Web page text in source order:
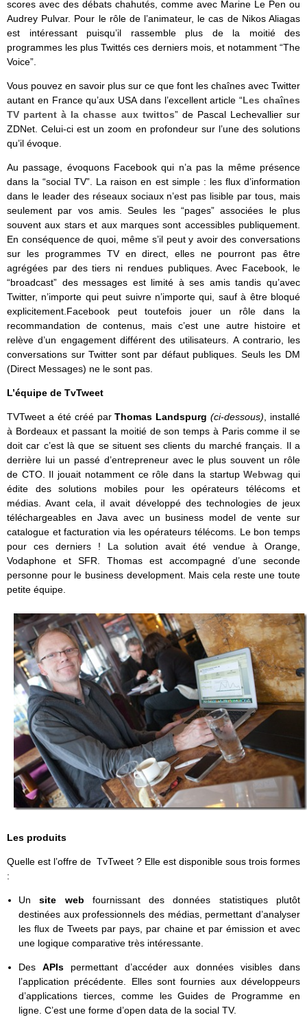
scores avec des débats chahutés, comme avec Marine Le Pen ou
Audrey Pulvar. Pour le rôle de l’animateur, le cas de Nikos Aliagas
est intéressant puisqu’il rassemble plus de la moitié des
programmes les plus Twittés ces derniers mois, et notamment “The
Voice”.
Vous pouvez en savoir plus sur ce que font les chaînes avec Twitter
autant en France qu’aux USA dans l’excellent article “Les chaînes
TV partent à la chasse aux twittos” de Pascal Lechevallier sur
ZDNet. Celui-ci est un zoom en profondeur sur l’une des solutions
qu’il évoque.
Au passage, évoquons Facebook qui n’a pas la même présence
dans la “social TV”. La raison en est simple : les flux d’information
dans le leader des réseaux sociaux n’est pas lisible par tous, mais
seulement par vos amis. Seules les “pages” associées le plus
souvent aux stars et aux marques sont accessibles publiquement.
En conséquence de quoi, même s’il peut y avoir des conversations
sur les programmes TV en direct, elles ne pourront pas être
agrégées par des tiers ni rendues publiques. Avec Facebook, le
“broadcast” des messages est limité à ses amis tandis qu’avec
Twitter, n’importe qui peut suivre n’importe qui, sauf à être bloqué
explicitement.Facebook peut toutefois jouer un rôle dans la
recommandation de contenus, mais c’est une autre histoire et
relève d’un engagement différent des utilisateurs. A contrario, les
conversations sur Twitter sont par défaut publiques. Seuls les DM
(Direct Messages) ne le sont pas.
L’équipe de TvTweet
TVTweet a été créé parThomas Landspurg(ci-dessous) , installé
à Bordeaux et passant la moitié de son temps à Paris comme il se
doit car c’est là que se situent ses clients du marché français. Il a
derrière lui un passé d’entrepreneur avec le plus souvent un rôle
de CTO. Il jouait notamment ce rôle dans la startupWebwag qui
édite des solutions mobiles pour les opérateurs télécoms et
médias. Avant cela, il avait développé des technologies de jeux
téléchargeables en Java avec un business model de vente sur
catalogue et facturation via les opérateurs télécoms. Le bon temps
pour ces derniers ! La solution avait été vendue à Orange,
Vodaphone et SFR. Thomas est accompagné d’une seconde
personne pour le business development. Mais cela reste une toute
petite équipe.
Les produits
Quelle est l’offre de TvTweet ? Elle est disponible sous trois formes
:
Unsite web fournissant des données statistiques plutôt
destinées aux professionnels des médias, permettant d’analyser
les flux de Tweets par pays, par chaine et par émission et avec
une logique comparative très intéressante.
Des APIspermettant d’accéder aux données visibles dans
l’application précédente. Elles sont fournies aux développeurs
d’applications tierces, comme les Guides de Programme en
ligne. C’est une forme d’open data de la social TV.